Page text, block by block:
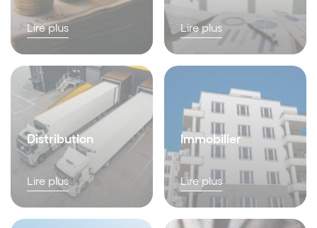
Lire plus Lire plus
Distribution
Lire plus
Immobilier
Lire plus